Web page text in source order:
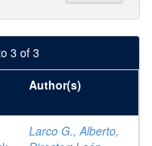
3 of 3
Author(s)
Larco G., Alberto,